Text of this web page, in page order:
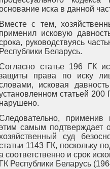
иска в данной
Вместе с тем,
применил исковую
руководствуясь
Республики Беларусь.
статье 196 ГК
права по иску
исковая
статьей 200
нарушено.
применив
самым подтверждает
суд
1143 ГК, поскольку
соответственно и срок
ГК Республики Беларусь